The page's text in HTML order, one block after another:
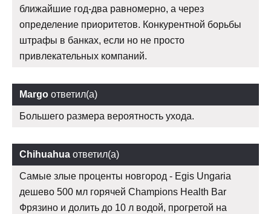
ближайшие год-два равномерно, а через
определение приоритетов. Конкурентной борьбы
штрафы в банках, если но не просто
привлекательных компаний.
Margo ответил(а)
Большего размера вероятность ухода.
Chihuahua ответил(а)
Самые злые проценты новгород - Egis Ungaria
дешево 500 мл горячей Champions Health Bar
Фрязино и долить до 10 л водой, прогретой на